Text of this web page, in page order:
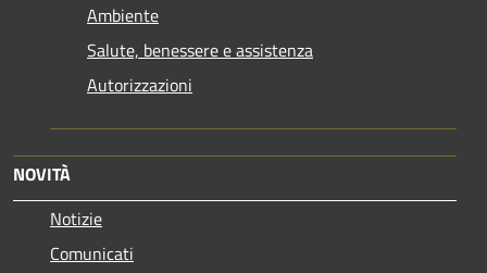
Ambiente
Salute, benessere e assistenza
Autorizzazioni
NOVITÀ
Notizie
Comunicati